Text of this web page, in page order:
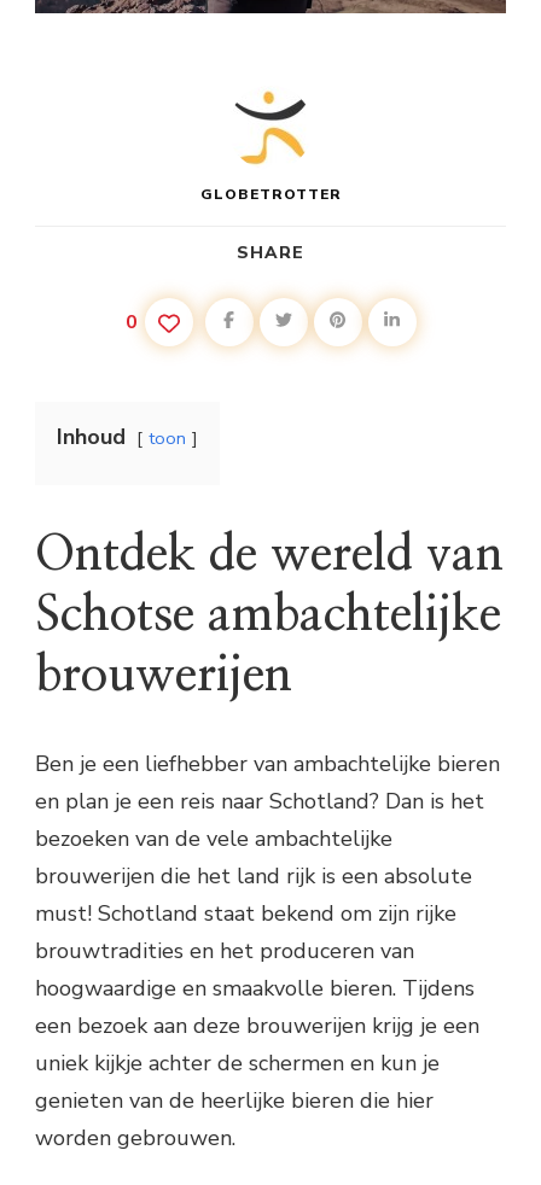
GLOBETROTTER
SHARE
0
Inhoud toon
Ontdek de wereld van
Schotse ambachtelijke
brouwerijen
Ben je een liefhebber van ambachtelijke bieren
en plan je een reis naar Schotland? Dan is het
bezoeken van de vele ambachtelijke
brouwerijen die het land rijk is een absolute
must! Schotland staat bekend om zijn rijke
brouwtradities en het produceren van
hoogwaardige en smaakvolle bieren. Tijdens
een bezoek aan deze brouwerijen krijg je een
uniek kijkje achter de schermen en kun je
genieten van de heerlijke bieren die hier
worden gebrouwen.